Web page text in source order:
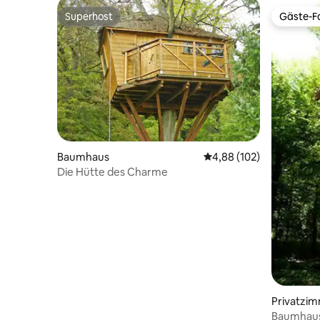
Superhost
Superhost
Baumhaus Durchschnittliche
4,88 (102)
Die Hütte des Charme
Gäste-
Gäste-